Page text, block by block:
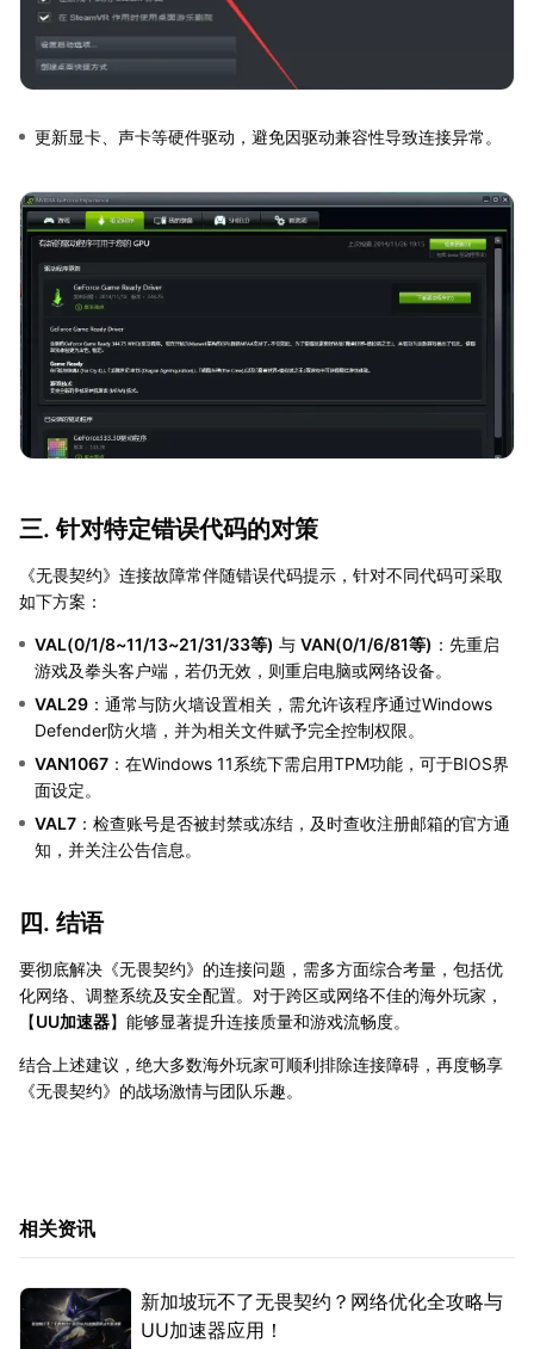
更新显卡、声卡等硬件驱动，避免因驱动兼容性导致连接异常。
三. 针对特定错误代码的对策
《无畏契约》连接故障常伴随错误代码提示，针对不同代码可采取
如下方案：
VAL(0/1/8~11/13~21/31/33等) 与 VAN(0/1/6/81等) ：先重启
游戏及拳头客户端，若仍无效，则重启电脑或网络设备。
VAL29 ：通常与防火墙设置相关，需允许该程序通过Windows
Defender防火墙，并为相关文件赋予完全控制权限。
VAN1067 ：在Windows 11系统下需启用TPM功能，可于BIOS界
面设定。
VAL7 ：检查账号是否被封禁或冻结，及时查收注册邮箱的官方通
知，并关注公告信息。
四. 结语
要彻底解决《无畏契约》的连接问题，需多方面综合考量，包括优
化网络、调整系统及安全配置。对于跨区或网络不佳的海外玩家，
【UU加速器】能够显著提升连接质量和游戏流畅度。
结合上述建议，绝大多数海外玩家可顺利排除连接障碍，再度畅享
《无畏契约》的战场激情与团队乐趣。
相关资讯
新加坡玩不了无畏契约？网络优化全攻略与
UU加速器应用！